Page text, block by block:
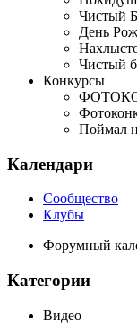
Чистый
День
Чистый
Конкурсы
Поймал
Календари
Сообщество
Клубы
Форумный
Категории
Видео